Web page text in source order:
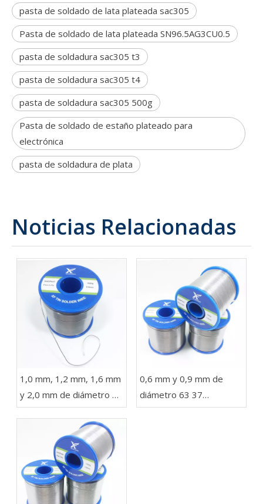
pasta de soldado de lata plateada sac305
Pasta de soldado de lata plateada SN96.5AG3CU0.5
pasta de soldadura sac305 t3
pasta de soldadura sac305 t4
pasta de soldadura sac305 500g
Pasta de soldado de estaño plateado para
electrónica
pasta de soldadura de plata
Noticias Relacionadas
1,0 mm, 1,2 mm, 1,6 mm
y 2,0 mm de diámetro 63
37 Sn Pb Soldadura en un
carrete de 1 kg para
luces LED
0,6 mm y 0,9 mm de
diámetro 63 37
Soldadura de alambre